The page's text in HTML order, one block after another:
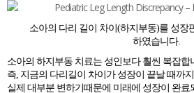
소아의 다리 길이 차이(하지부동)를 성장
하였습니다.
소아의 하지부동 치료는 성인보다 훨씬 복잡합
즉, 지금의 다리길이 차이가 성장이 끝날 때까
실제 대부분 변하기때문에 미래에 성장이 완료